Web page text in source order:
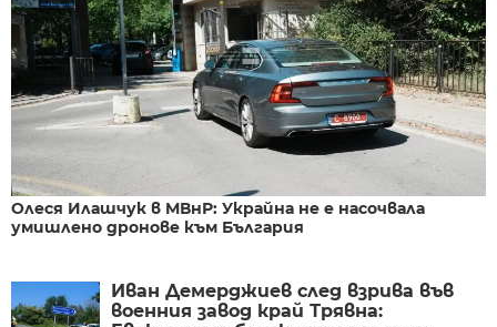
Олеся Илашчук в МВнР: Украйна не е насочвала
умишлено дронове към България
Иван Демерджиев след взрива във
военния завод край Трявна: